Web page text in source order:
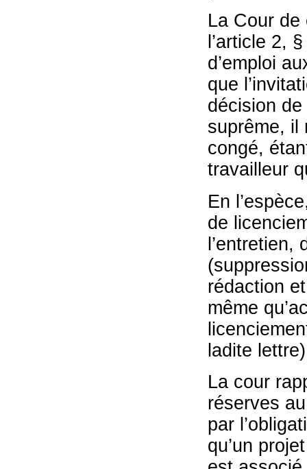
La Cour de
l’article 2,
d’emploi
que
décision
suprême, il
congé,
travailleur
En
de
rédaction
même
ladite
La cour
réserves
par
qu’un